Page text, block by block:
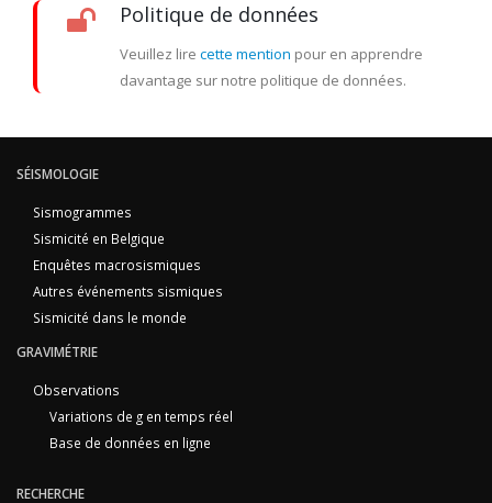
Politique de données
Veuillez lire cette mention pour en apprendre
davantage sur notre politique de données.
SÉISMOLOGIE
Sismogrammes
Sismicité en Belgique
Enquêtes macrosismiques
Autres événements sismiques
Sismicité dans le monde
GRAVIMÉTRIE
Observations
Variations de g en temps réel
Base de données en ligne
RECHERCHE